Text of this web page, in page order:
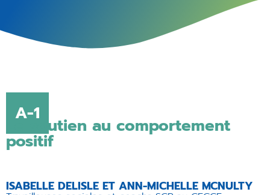
A-1
Le soutien au comportement
positif
ISABELLE DELISLE ET ANN-MICHELLE MCNULTY